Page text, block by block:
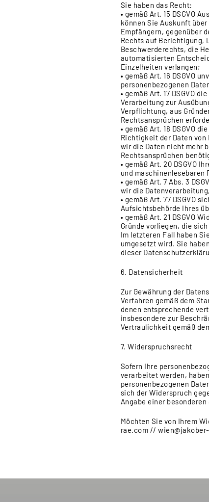
Sie haben das Recht:
• gemäß Art. 15 DSGVO
können Sie Auskunft
Empfängern, gegenüber
Rechts auf Berichtigung,
Beschwerderechts, die
automatisierten
Einzelheiten verlangen;
• gemäß Art. 16 DSGVO
personenbezogenen
• gemäß Art. 17 DSGVO
Verarbeitung zur
Verpflichtung, aus
Rechtsansprüchen
• gemäß Art. 18 DSGVO
Richtigkeit der Daten
wir die Daten nicht mehr
Rechtsansprüchen
• gemäß Art. 20 DSGVO
und maschinenlesebaren
• gemäß Art. 7 Abs. 3
wir die
• gemäß Art. 77 DSGVO
Aufsichtsbehörde Ihres
• gemäß Art. 21 DSGVO
Gründe vorliegen, die
Im letzteren Fall haben
umgesetzt wird. Sie
dieser
6. Datensicherheit
Zur Gewährung der
Verfahren gemäß dem
denen entsprechende
insbesondere zur
Vertraulichkeit gemäß
7. Widerspruchsrecht
Sofern Ihre
verarbeitet werden,
personenbezogenen
sich der Widerspruch
Angabe einer
Möchten Sie von Ihrem
rae.com //